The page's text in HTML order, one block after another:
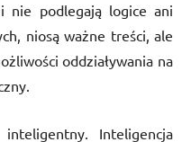
nie podlegają logice ani
niosą ważne treści, ale
oddziaływania na
Inteligencja